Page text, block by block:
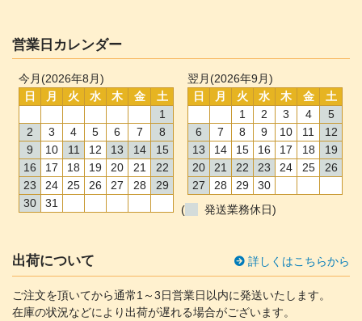
営業日カレンダー
今月(2026年8月)
日
月 火 水 木 金
土
1
2
3 4 5 6 7
8
9
10 11 12 13 14
15
16
17 18 19 20 21
22
23
24 25 26 27 28
29
30
31
翌月(2026年9月)
日
月 火 水 木 金
土
1
2 3 4
5
6
7 8 9 10 11
12
13
14 15 16 17 18
19
20
21 22 23 24 25
26
27
28 29
30
(
発送業務休日)
出荷について 詳しくはこちらから
ご注文を頂いてから通常1～3日営業日以内に発送いたします。
在庫の状況などにより出荷が遅れる場合がございます。